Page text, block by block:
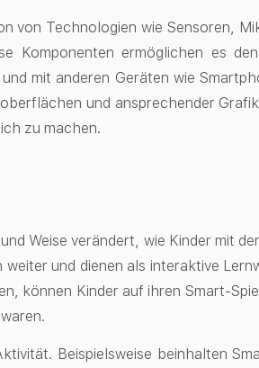
von Technologien wie Sensoren,
Komponenten ermöglichen es
mit anderen Geräten wie
und ansprechender
zu machen.
Weise verändert, wie Kinder mit
und dienen als interaktive
können Kinder auf ihren Smart-
Beispielsweise beinhalten